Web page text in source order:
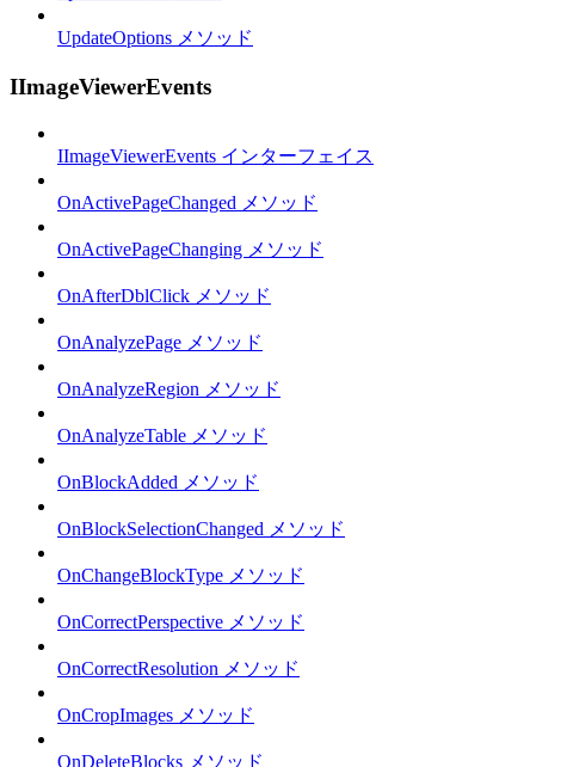
UpdateOptions メソッド
IImageViewerEvents
IImageViewerEvents インターフェイス
OnActivePageChanged メソッド
OnActivePageChanging メソッド
OnAfterDblClick メソッド
OnAnalyzePage メソッド
OnAnalyzeRegion メソッド
OnAnalyzeTable メソッド
OnBlockAdded メソッド
OnBlockSelectionChanged メソッド
OnChangeBlockType メソッド
OnCorrectPerspective メソッド
OnCorrectResolution メソッド
OnCropImages メソッド
OnDeleteBlocks メソッド